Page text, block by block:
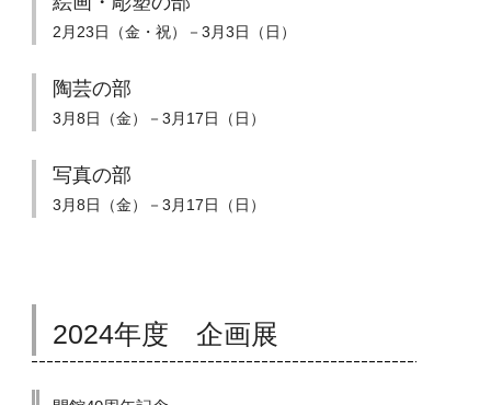
2月23日（金・祝）－3月3日（日）
陶芸の部
3月8日（金）－3月17日（日）
写真の部
3月8日（金）－3月17日（日）
2024年度 企画展